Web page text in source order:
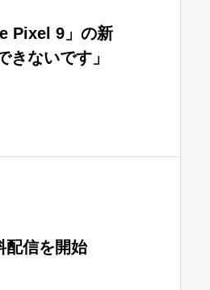
Pixel 9」の新
ないです」
配信を開始